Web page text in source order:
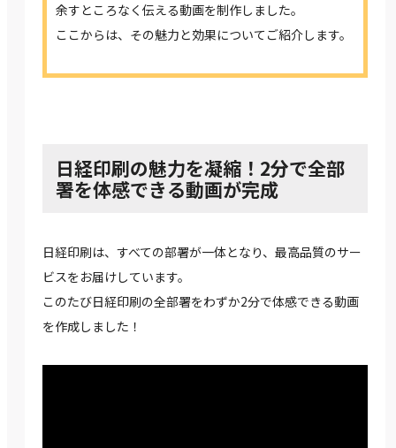
余すところなく伝える動画を制作しました。
ここからは、その魅力と効果についてご紹介します。
日経印刷の魅力を凝縮！2分で全部
署を体感できる動画が完成
日経印刷は、すべての部署が一体となり、最高品質のサー
ビスをお届けしています。
このたび日経印刷の全部署をわずか2分で体感できる動画
を作成しました！